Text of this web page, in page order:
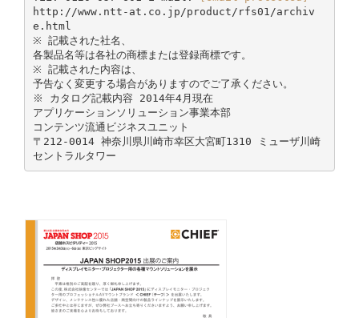
http://www.ntt-at.co.jp/product/rfs01/archiv
e.html
※ 記載された社名、
各製品名等は各社の商標または登録商標です。
※ 記載された内容は、
予告なく変更する場合がありますのでご了承ください。
※ カタログ記載内容 2014年4月現在
アプリケーションソリューション事業本部
コンテンツ流通ビジネスユニット
〒212-0014 神奈川県川崎市幸区大宮町1310 ミューザ川崎